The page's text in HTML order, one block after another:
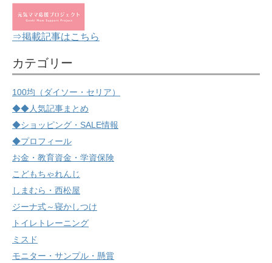
⇒掲載記事はこちら
カテゴリー
100均（ダイソー・セリア）
◆◆人気記事まとめ
◆ショッピング・SALE情報
◆プロフィール
お金・教育資金・学資保険
こどもちゃれんじ
しまむら・西松屋
ジーナ式～寝かしつけ
トイレトレーニング
ミスド
モニター・サンプル・懸賞